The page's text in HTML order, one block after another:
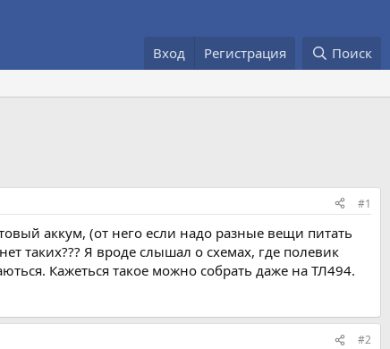
Вход Регистрация Поиск
#1
аккум, (от него если надо разные вещи питать
таких??? Я вроде слышал о схемах, где полевик
Кажеться такое можно собрать даже на ТЛ494.
#2